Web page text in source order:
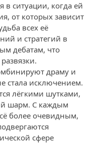
ситуации, когда ей
от которых зависит
всех её
и стратегий в
дебатам, что
драму и
стала исключением.
лёгкими шутками,
шарм. С каждым
более очевидным,
сфере